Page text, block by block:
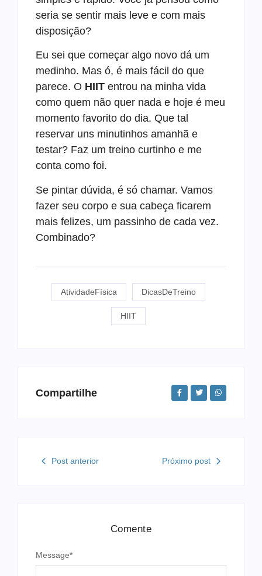
seria se sentir mais leve e com mais
disposição?
Eu sei que começar algo novo dá um
medinho. Mas ó, é mais fácil do que
parece. O HIIT entrou na minha vida
como quem não quer nada e hoje é meu
momento favorito do dia. Que tal
reservar uns minutinhos amanhã e
testar? Faz um treino curtinho e me
conta como foi.
Se pintar dúvida, é só chamar. Vamos
fazer seu corpo e sua cabeça ficarem
mais felizes, um passinho de cada vez.
Combinado?
AtividadeFísica DicasDeTreino
HIIT
Compartilhe
Post anterior Próximo post
Comente
Message*